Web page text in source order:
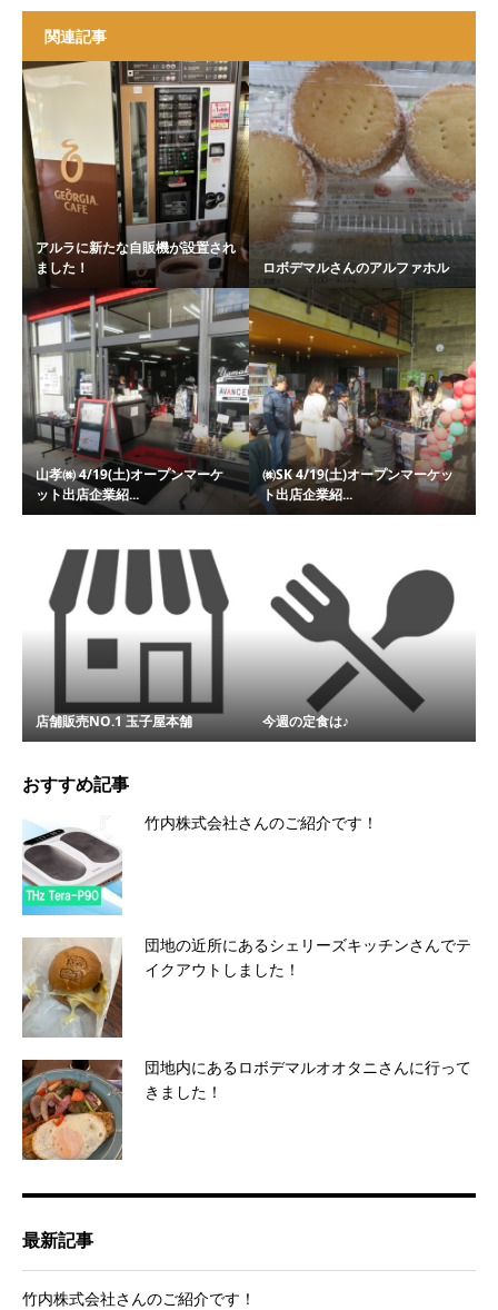
関連記事
アルラに新たな自販機が設置され
ました！
ロボデマルさんのアルファホル
山孝㈱ 4/19(土)オープンマーケ
ット出店企業紹...
㈱SK 4/19(土)オープンマーケッ
ト出店企業紹...
店舗販売NO.1 玉子屋本舗 今週の定食は♪
おすすめ記事
竹内株式会社さんのご紹介です！
団地の近所にあるシェリーズキッチンさんでテ
イクアウトしました！
団地内にあるロボデマルオオタニさんに行って
きました！
最新記事
竹内株式会社さんのご紹介です！